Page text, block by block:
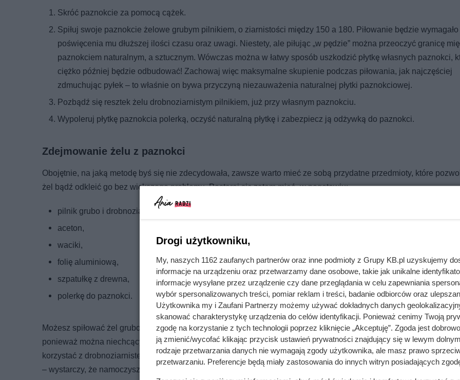
Skróć paznokcie za pomocą cążek.
Spiłuj swoje paznokcie żelowe grubym pilnikiem, o ziarnistości między 150 a 180. Piłowanie będzie wymagało
poświęcenia mu dłuższej ilości czasu oraz uwagi. Niestety, ale piłując „w pędzie” można przeoczyć granicę
paznokciem naturalnym, a sztucznym. Wówczas można w łatwy sposób uszkodzić płytkę własnych paznokci,
ciężko później będzie odbudować! Zachowaj więc maksymalne skupienie podczas piłowania, jak najczęściej
zdmuchując pyłek – to właśnie on bywa przyczyną niezauważenia naturalnej płytki paznokciowej.
Pozbądź się resztek żelu drobnoziarnistym pilnikiem, już przy własnym paznokciu.
Wypoleruj płytkę paznokcia polerką, oczyść naturalną płytkę i zabezpiecz ją odżywką do paznokci.
Zdejmowanie żelu z paznokci
Obojętnie, na jaką metodę byś się nie zdecydowała, zawsze warto mieć ze sobą przydatne przedmioty, które
żel bądź odkleić go bez większego problemu. Postaraj się zatem mieć „w pogotowiu:
pilnik grubo i drobnoziarnisty (koniecznie ostry!),
aceton,
waciki,
folię aluminiową,
szpatułkę z drewna,
polerkę do paznokci.
Możesz spiłować żel gruboziarnistym pilnikiem bądź frezarką – jednak, druga metoda wymaga większego
ponieważ można niechcący uszkodzić naturalną płytkę paznokciową! Gdy żelu będzie niewiele, nie musisz
korzystać z drobnoziarnistego pilniczka, jak w powyższym przykładzie. Z powodzeniem możesz bowiem sięgnąć
– wystarczy, że namoczysz waciki w acetonie i przyłożysz je do płytki paznokcia. Co należy zrobić później?
Drogi użytkowniku,
My, naszych 1162 zaufanych partnerów oraz inne podmioty z Grupy KB.pl uzyskujemy
informacje na urządzeniu oraz przetwarzamy dane osobowe, takie jak unikalne
informacje wysyłane przez urządzenie czy dane przeglądania w celu zapewniania
wybór spersonalizowanych treści, pomiar reklam i treści, badanie odbiorców oraz
Użytkownika my i Zaufani Partnerzy możemy używać dokładnych danych
skanować charakterystykę urządzenia do celów identyfikacji. Ponieważ cenimy Twoją
zgodę na korzystanie z tych technologii poprzez kliknięcie „Akceptuję”. Zgoda jest
ją zmienić/wycofać klikając przycisk ustawień prywatności znajdujący się w lewym
rodzaje przetwarzania danych nie wymagają zgody użytkownika, ale masz prawo
przetwarzaniu. Preferencje będą miały zastosowania do innych witryn posiadających